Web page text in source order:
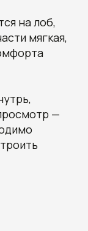
на лоб,
мягкая,
—